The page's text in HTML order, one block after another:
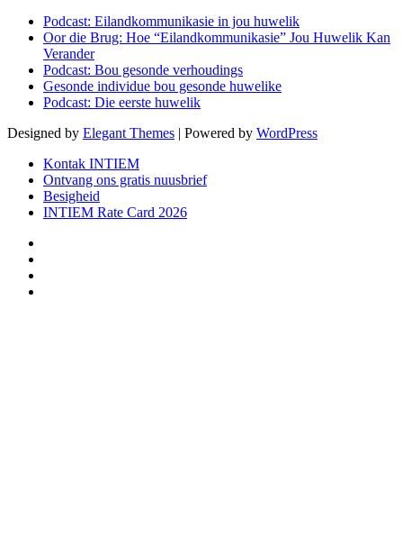
Podcast: Eilandkommunikasie in jou huwelik
Oor die Brug: Hoe “Eilandkommunikasie” Jou Huwelik Kan
Verander
Podcast: Bou gesonde verhoudings
Gesonde individue bou gesonde huwelike
Podcast: Die eerste huwelik
Designed by Elegant Themes | Powered by WordPress
Kontak INTIEM
Ontvang ons gratis nuusbrief
Besigheid
INTIEM Rate Card 2026